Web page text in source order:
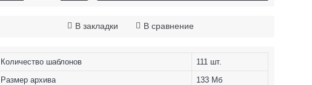
В закладки В сравнение
Количество шаблонов
111 шт.
Размер архива
133 Мб